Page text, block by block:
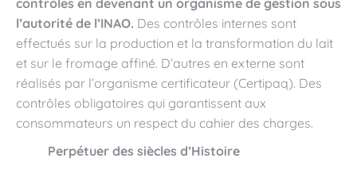
contrôles en devenant un organisme de gestion sous
l’autorité de l’INAO. Des contrôles internes sont
effectués sur la production et la transformation du lait
et sur le fromage affiné. D’autres en externe sont
réalisés par l’organisme certificateur (Certipaq). Des
contrôles obligatoires qui garantissent aux
consommateurs un respect du cahier des charges.
Perpétuer des siècles d’Histoire